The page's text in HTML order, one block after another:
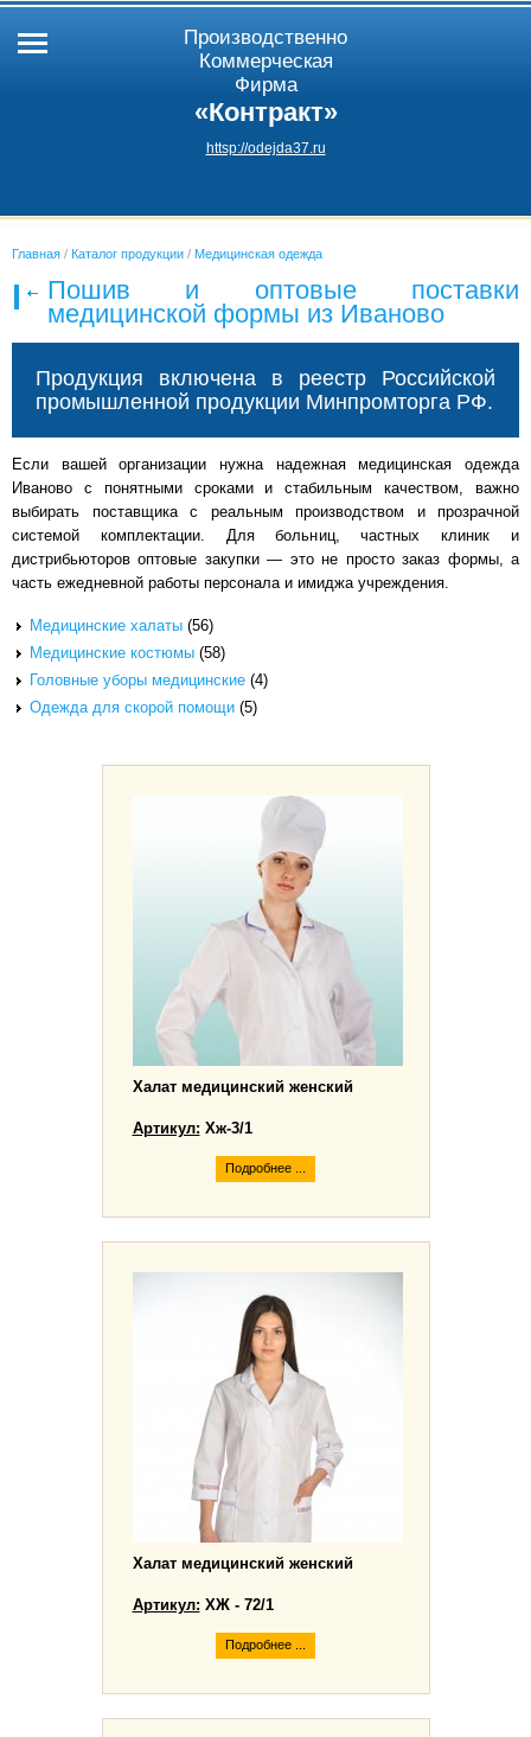
Производственно
Коммерческая
Фирма
«Контракт»
httsp://odejda37.ru
Главная / Каталог продукции / Медицинская одежда
Пошив и оптовые поставки
медицинской формы из Иваново
Продукция включена в реестр Российской
промышленной продукции Минпромторга РФ.
Если вашей организации нужна надежная медицинская одежда
Иваново с понятными сроками и стабильным качеством, важно
выбирать поставщика с реальным производством и прозрачной
системой комплектации. Для больниц, частных клиник и
дистрибьюторов оптовые закупки — это не просто заказ формы, а
часть ежедневной работы персонала и имиджа учреждения.
Медицинские халаты (56)
Медицинские костюмы (58)
Головные уборы медицинские (4)
Одежда для скорой помощи (5)
Халат медицинский женский
Артикул: Хж-3/1
Подробнее ...
Халат медицинский женский
Артикул: ХЖ - 72/1
Подробнее ...